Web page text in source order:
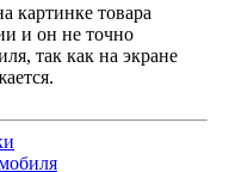
картинке товара
и он не точно
так как на экране